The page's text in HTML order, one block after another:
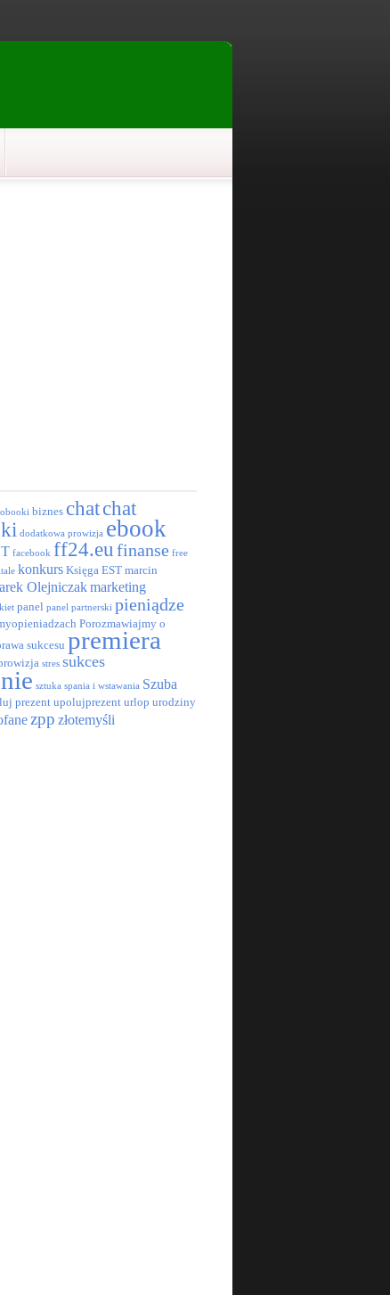
biznes chatchat
dodatkowa prowizja ebook
facebook ff24.eufinanse free
konkurs Księga EST marcin
Olejniczakmarketing
panel panel partnerski pieniądze
Porozmawiajmy o
sukcesu premiera
stres sukces
sztuka spania i wstawania Szuba
prezentupolujprezent urlop urodziny
zpp złotemyśli